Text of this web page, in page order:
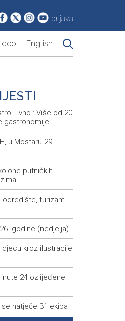
prijava
English
Livno“: Više od 20
gastronomije
u Mostaru 29
putničkih
odredište, turizam
godine (nedjelja)
djecu kroz ilustracije
24 ozlijeđene
natječe 31 ekipa